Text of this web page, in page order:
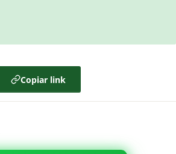
Copiar link